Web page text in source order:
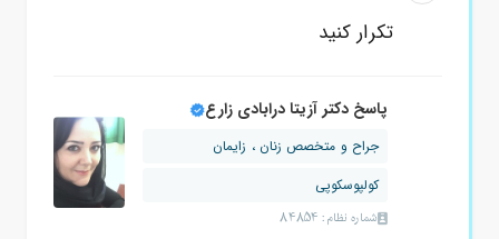
تکرار کنید
پاسخ دکتر آزیتا درابادی زارع
جراح و متخصص زنان ، زایمان
کولپوسکوپی
شماره نظام: 84854